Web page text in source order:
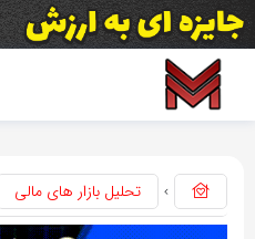
تحلیل بازار های مالی